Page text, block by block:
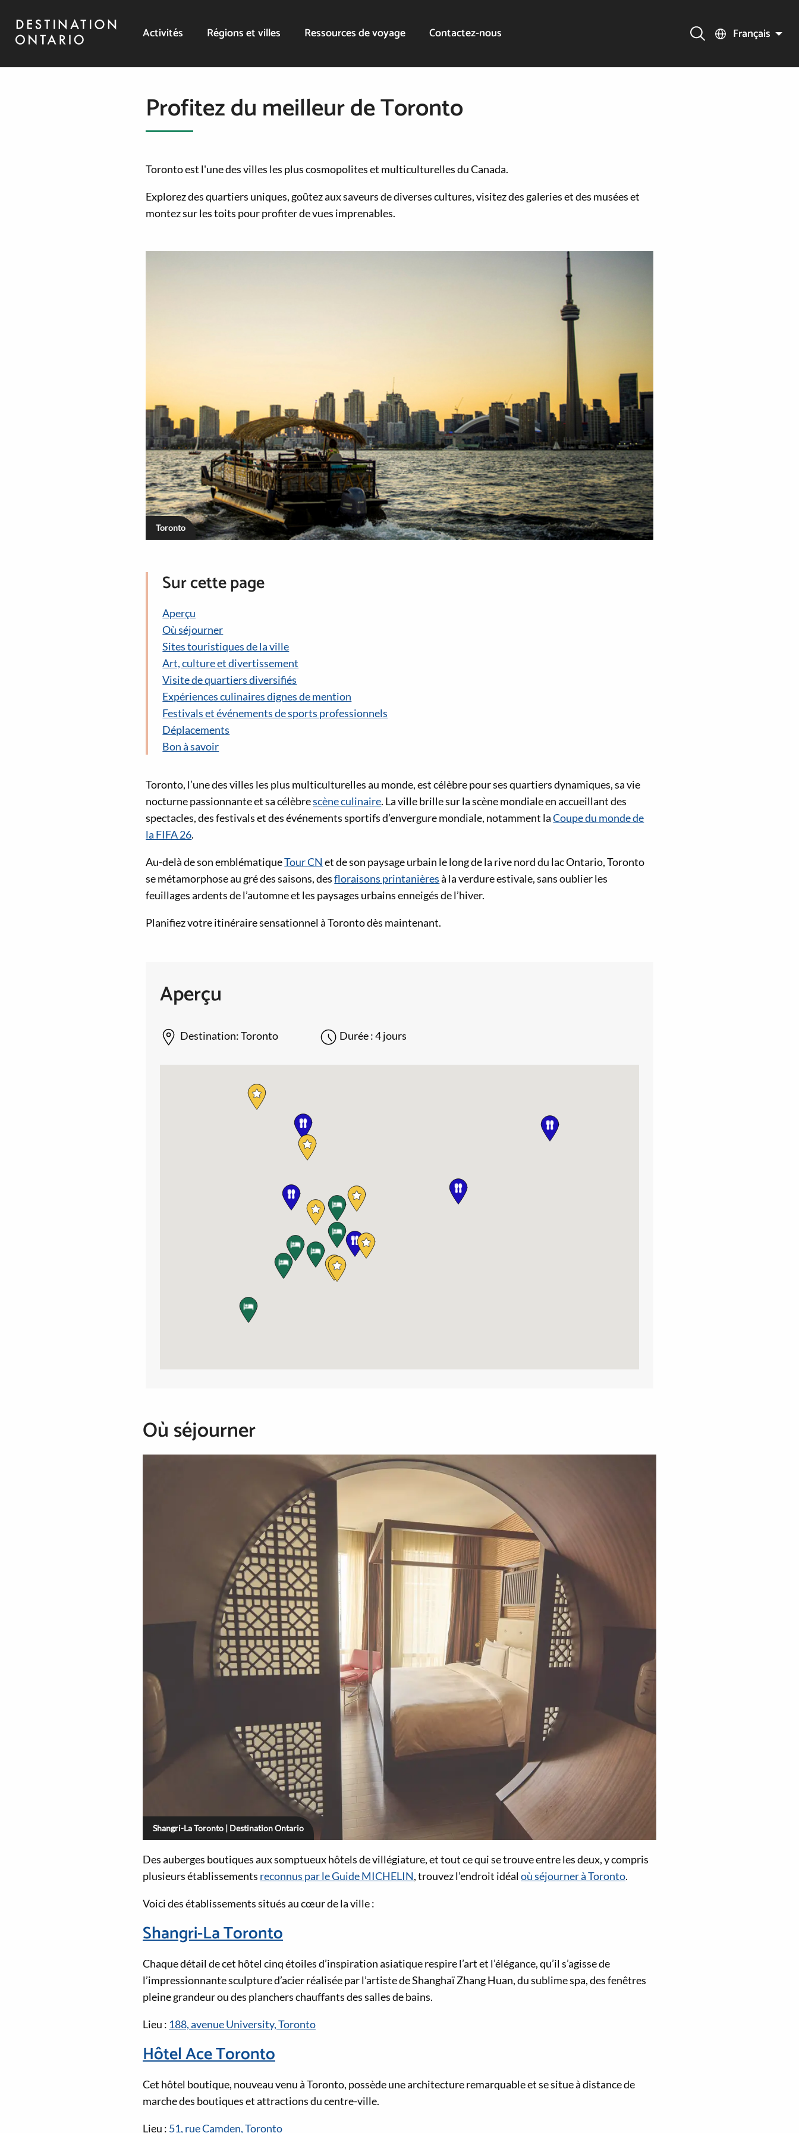
Activités Régions et villes Ressources de voyage Contactez-nous Français
Profitez du meilleur de Toronto
Toronto est l'une des villes les plus cosmopolites et multiculturelles du Canada.
Explorez des quartiers uniques, goûtez aux saveurs de diverses cultures, visitez des galeries et des musées et
montez sur les toits pour profiter de vues imprenables.
Toronto
Sur cette page
Aperçu
Où séjourner
Sites touristiques de la ville
Art, culture et divertissement
Visite de quartiers diversifiés
Expériences culinaires dignes de mention
Festivals et événements de sports professionnels
Déplacements
Bon à savoir
Toronto, l’une des villes les plus multiculturelles au monde, est célèbre pour ses quartiers dynamiques, sa vie
nocturne passionnante et sa célèbrescène culinaire. La ville brille sur la scène mondiale en accueillant des
spectacles, des festivals et des événements sportifs d’envergure mondiale, notamment laCoupe du monde de
la FIFA 26.
Au-delà de son emblématiqueTour CN et de son paysage urbain le long de la rive nord du lac Ontario, Toronto
se métamorphose au gré des saisons, desfloraisons printanièresà la verdure estivale, sans oublier les
feuillages ardents de l’automne et les paysages urbains enneigés de l’hiver.
Planifiez votre itinéraire sensationnel à Toronto dès maintenant.
Aperçu
Destination:Toronto Durée :4 jours
Où séjourner
Shangri-La Toronto | Destination Ontario
Des auberges boutiques aux somptueux hôtels de villégiature, et tout ce qui se trouve entre les deux, y compris
plusieurs établissements reconnus par le Guide MICHELIN, trouvez l’endroit idéaloù séjourner à Toronto.
Voici des établissements situés au cœur de la ville :
Shangri-La Toronto
Chaque détail de cet hôtel cinq étoiles d’inspiration asiatique respire l’art et l’élégance, qu’il s’agisse de
l’impressionnante sculpture d’acier réalisée par l’artiste de Shanghaï Zhang Huan, du sublime spa, des fenêtres
pleine grandeur ou des planchers chauffants des salles de bains.
Lieu : 188, avenue University, Toronto
Hôtel Ace Toronto
Cet hôtel boutique, nouveau venu à Toronto, possède une architecture remarquable et se situe à distance de
marche des boutiques et attractions du centre-ville.
Lieu : 51, rue Camden, Toronto